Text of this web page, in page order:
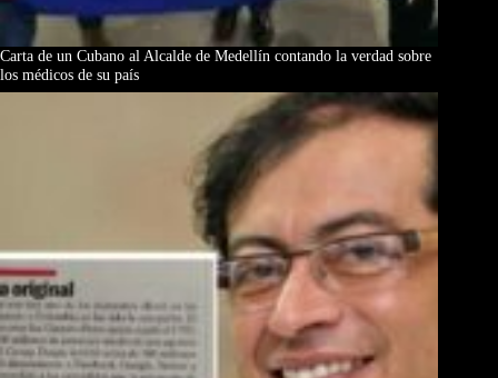
Carta de un Cubano al Alcalde de Medellín contando la verdad sobre
los médicos de su país